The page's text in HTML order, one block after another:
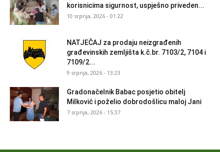
korisnicima sigurnost, uspješno priveden...
10 srpnja, 2026 - 01:22
NATJEČAJ za prodaju neizgrađenih
građevinskih zemljišta k.č.br. 7103/2, 7104 i
7109/2...
9 srpnja, 2026 - 13:23
Gradonačelnik Babac posjetio obitelj
Milković i poželio dobrodošlicu maloj Jani
7 srpnja, 2026 - 15:37